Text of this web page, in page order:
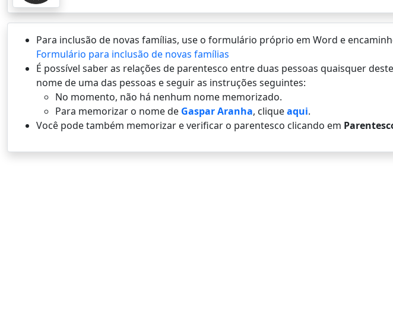
Para inclusão de novas famílias, use o formulário próprio em Word e
Formulário para inclusão de novas famílias
É possí­vel saber as relações de parentesco entre duas pessoas quaisquer deste
nome de uma das pessoas e seguir as instruções seguintes:
No momento, não há nenhum nome memorizado.
Para memorizar o nome de Gaspar Aranha, cliqueaqui.
Você pode também memorizar e verificar o parentesco clicando em